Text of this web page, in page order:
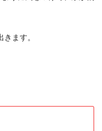
ます。